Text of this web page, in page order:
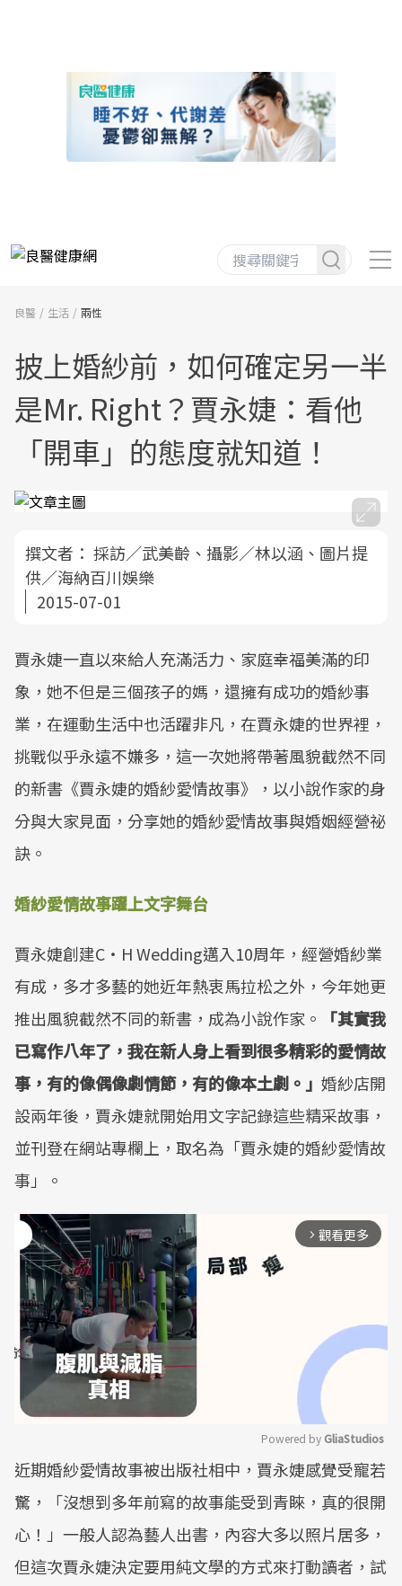
良醫 生活 兩性
披上婚紗前，如何確定另一半
是Mr. Right？賈永婕：看他
「開車」的態度就知道！
撰文者： 採訪／武美齡、攝影／林以涵、圖片提
供／海納百川娛樂
2015-07-01
賈永婕一直以來給人充滿活力、家庭幸福美滿的印
象，她不但是三個孩子的媽，還擁有成功的婚紗事
業，在運動生活中也活躍非凡，在賈永婕的世界裡，
挑戰似乎永遠不嫌多，這一次她將帶著風貌截然不同
的新書《賈永婕的婚紗愛情故事》，以小說作家的身
分與大家見面，分享她的婚紗愛情故事與婚姻經營祕
訣。
婚紗愛情故事躍上文字舞台
賈永婕創建C‧H Wedding邁入10周年，經營婚紗業
有成，多才多藝的她近年熱衷馬拉松之外，今年她更
推出風貌截然不同的新書，成為小說作家。
「其實我
已寫作八年了，我在新人身上看到很多精彩的愛情故
事，有的像偶像劇情節，有的像本土劇。」 婚紗店開
設兩年後，賈永婕就開始用文字記錄這些精采故事，
並刊登在網站專欄上，取名為「賈永婕的婚紗愛情故
事」。
arrow_forward_ios 觀看更多
Mute
Powered by GliaStudios
近期婚紗愛情故事被出版社相中，賈永婕感覺受寵若
驚，「沒想到多年前寫的故事能受到青睞，真的很開
心！」一般人認為藝人出書，內容大多以照片居多，
但這次賈永婕決定要用純文學的方式來打動讀者，試